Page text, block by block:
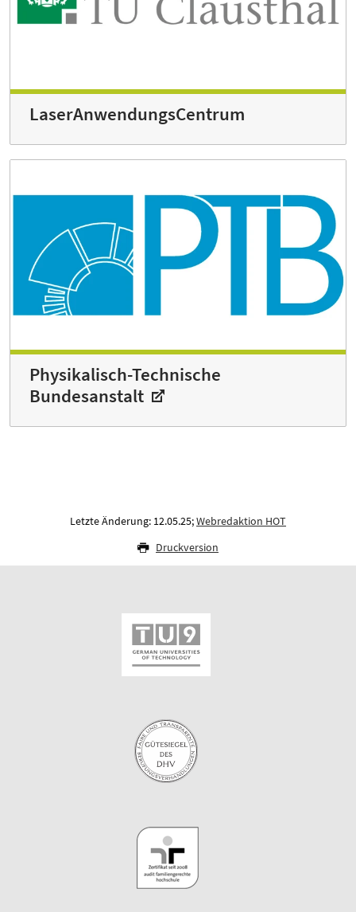
LaserAnwendungs­Centrum
Physikalisch-Technische
Bundesanstalt
Letzte Änderung: 12.05.25;Webredaktion HOT
Druckversion